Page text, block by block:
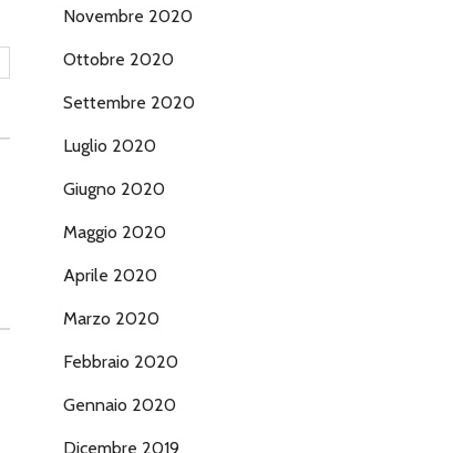
Novembre 2020
Ottobre 2020
Settembre 2020
Luglio 2020
Giugno 2020
Maggio 2020
Aprile 2020
Marzo 2020
Febbraio 2020
Gennaio 2020
Dicembre 2019